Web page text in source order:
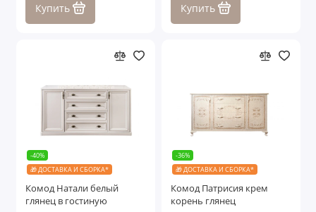
Купить Купить
-40%
🎁 ДОСТАВКА И СБОРКА*
Комод Натали белый
глянец в гостиную
-36%
🎁 ДОСТАВКА И СБОРКА*
Комод Патрисия крем
корень глянец